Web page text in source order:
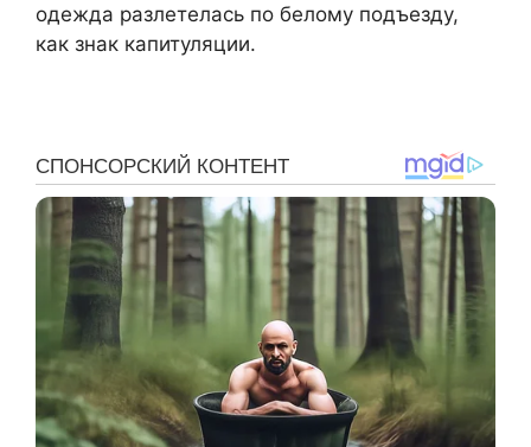
одежда разлетелась по белому подъезду,
как знак капитуляции.